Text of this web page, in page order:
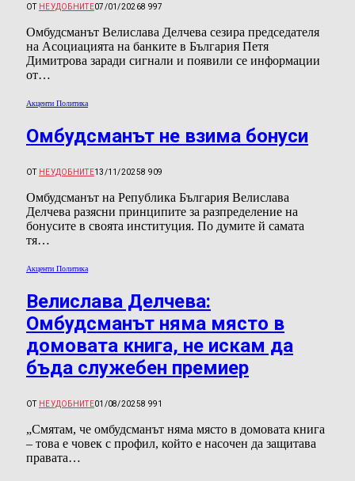
ОТ НЕУДОБНИТЕ07/01/20268 997
Омбудсманът Велислава Делчева сезира председателя
на Асоциацията на банките в България Петя
Димитрова заради сигнали и появили се информации
от…
Акценти Политика
Омбудсманът не взима бонуси
ОТ НЕУДОБНИТЕ13/11/20258 909
Омбудсманът на Република България Велислава
Делчева разясни принципите за разпределение на
бонусите в своята институция. По думите й самата
тя…
Акценти Политика
Велислава Делчева:
Омбудсманът няма място в
домовата книга, не искам да
бъда служебен премиер
ОТ НЕУДОБНИТЕ01/08/20258 991
„Смятам, че омбудсманът няма място в домовата книга
– това е човек с профил, който е насочен да защитава
правата…